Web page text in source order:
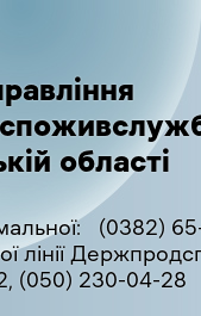
області
(0382)
лінії
, (050) 230-04-28